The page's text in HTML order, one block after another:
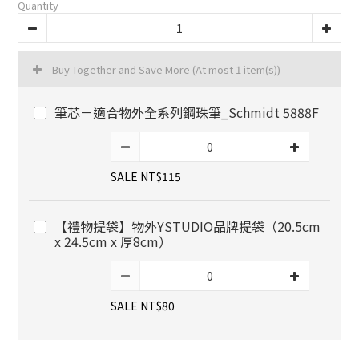
Quantity
Buy Together and Save More (At most 1 item(s))
筆芯－適合物外全系列鋼珠筆_Schmidt 5888F
SALE NT$115
【禮物提袋】物外YSTUDIO品牌提袋（20.5cm
x 24.5cm x 厚8cm）
SALE NT$80